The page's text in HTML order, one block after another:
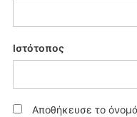
Ιστότοπος
Αποθήκευσε το